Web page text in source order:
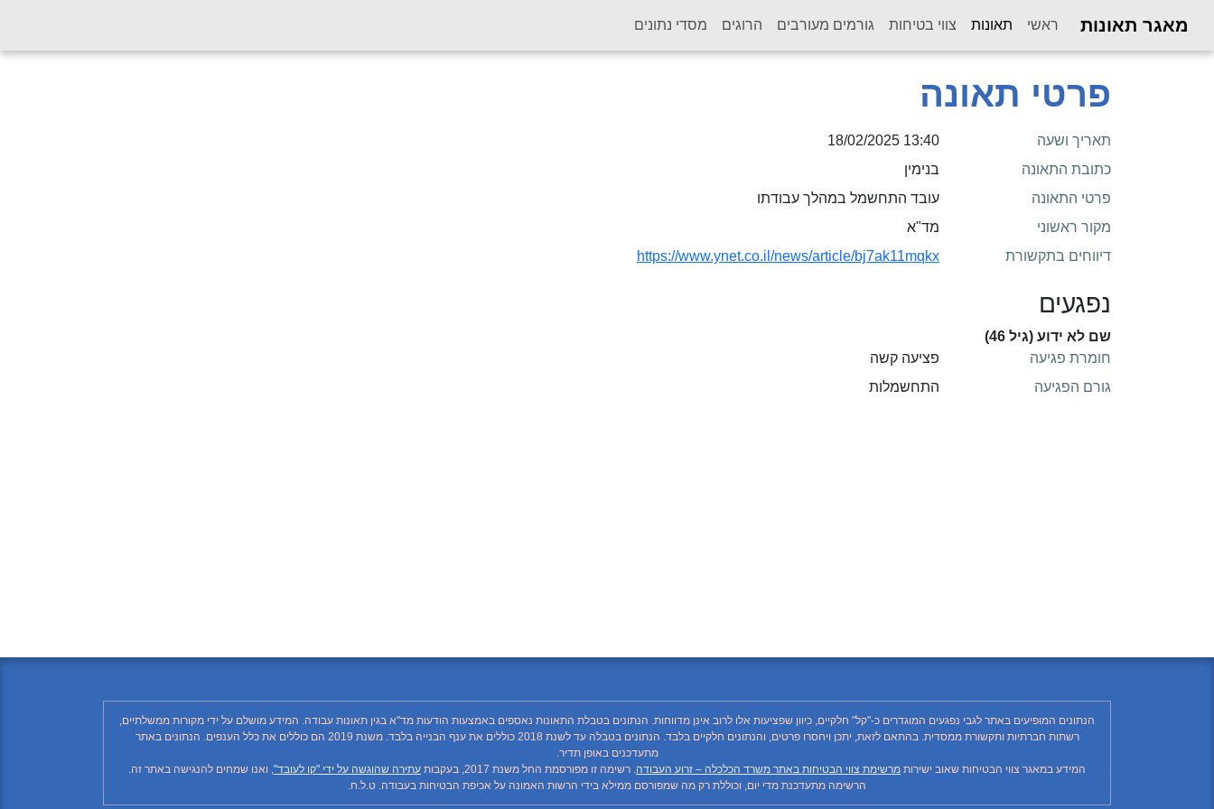
מאגר תאונות ראשי תאונות
(current) צווי בטיחות גורמים מעורבים הרוגים מסדי נתונים
פרטי תאונה
תאריך ושעה
13:40 18/02/2025
כתובת התאונה
בנימין
פרטי התאונה
עובד התחשמל במהלך עבודתו
מקור ראשוני
מד"א
דיווחים בתקשורת
https://www.ynet.co.il/news/article/bj7ak11mqkx
נפגעים
שם לא ידוע (גיל 46)
חומרת פגיעה
פציעה קשה
גורם הפגיעה
התחשמלות
הנתונים המופיעים באתר לגבי נפגעים המוגדרים כ-"קל" חלקיים, כיוון שפציעות אלו לרוב אינן מדווחות. הנתונים בטבלת התאונות נאספים באמצעות הודעות מד"א בגין תאונות עבודה. המידע מושלם על ידי מקורות ממשלתיים,
רשתות חברתיות ותקשורת ממסדית. בהתאם לזאת, יתכן ויחסרו פרטים, והנתונים חלקיים בלבד. הנתונים בטבלה עד לשנת 2018 כוללים את ענף הבנייה בלבד. משנת 2019 הם כוללים את כלל הענפים. הנתונים באתר
מתעדכנים באופן תדיר.
המידע במאגר צווי הבטיחות שאוב ישירות מרשימת צווי הבטיחות באתר משרד הכלכלה – זרוע העבודה. רשימה זו מפורסמת החל משנת 2017, בעקבות עתירה שהוגשה על ידי "קו לעובד", ואנו שמחים להנגישה באתר זה.
הרשימה מתעדכנת מדי יום, וכוללת רק מה שמפורסם ממילא בידי הרשות האמונה על אכיפת הבטיחות בעבודה. ט.ל.ח.